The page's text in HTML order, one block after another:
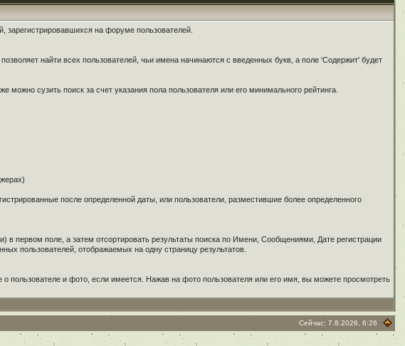
зарегистрировавшихся на форуме пользователей.
найти всех пользователей, чьи имена начинаются с введенных букв, а поле 'Содержит' будет
сузить поиск за счет указания пола пользователя или его минимального рейтинга.
после определенной даты, или пользователи, разместившие более определенного
первом поле, а затем отсортировать результаты поиска по Имени, Сообщениями, Дате регистрации
пользователей, отображаемых на одну страницу результатов.
пользователе и фото, если имеется. Нажав на фото пользователя или его имя, вы можете просмотреть
Сейчас: 7.8.2026, 6:26